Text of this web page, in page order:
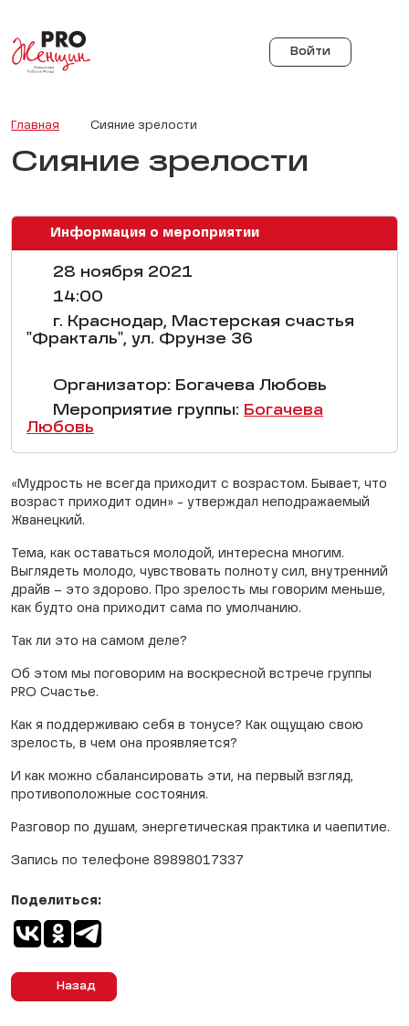
Войти
Главная Сияние зрелости
Сияние зрелости
Информация о мероприятии
28 ноября 2021
14:00
г. Краснодар, Мастерская счастья
"Фракталь", ул. Фрунзе 36
Организатор: Богачева Любовь
Мероприятие группы: Богачева
Любовь
«Мудрость не всегда приходит с возрастом. Бывает, что
возраст приходит один» - утверждал неподражаемый
Жванецкий.
Тема, как оставаться молодой, интересна многим.
Выглядеть молодо, чувствовать полноту сил, внутренний
драйв – это здорово. Про зрелость мы говорим меньше,
как будто она приходит сама по умолчанию.
Так ли это на самом деле?
Об этом мы поговорим на воскресной встрече группы
PRO Счастье.
Как я поддерживаю себя в тонусе? Как ощущаю свою
зрелость, в чем она проявляется?
И как можно сбалансировать эти, на первый взгляд,
противоположные состояния.
Разговор по душам, энергетическая практика и чаепитие.
Запись по телефоне 89898017337
Назад
Поделиться: